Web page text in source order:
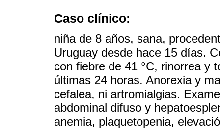
Caso clínico:
niña de 8 años, sana,
Uruguay desde hace 15 días.
con fiebre de 41 °C, rinorrea y
últimas 24 horas. Anorexia y
cefalea, ni artromialgias.
abdominal difuso y
anemia, plaquetopenia,